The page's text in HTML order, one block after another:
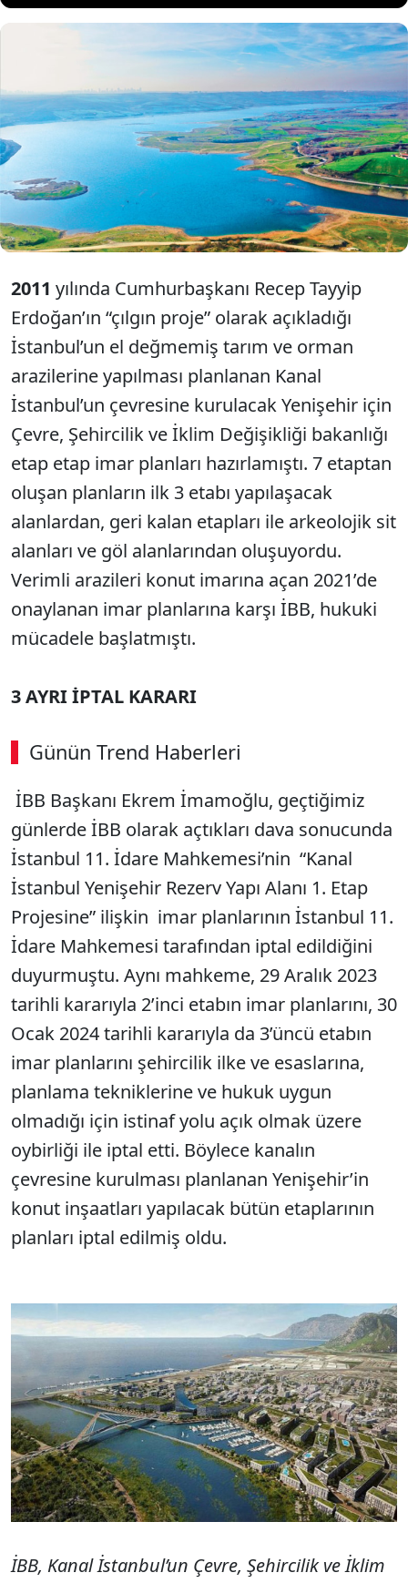
İstanbul’un yeşil alanlarına darbe vuracak,
şehirde göç yoğunluğu oluşturacak
projenin imar planlarına yargı ‘dur’ dedi.
İBB hukuk savaşını şimdilik kazandı.
2011 yılında Cumhurbaşkanı Recep Tayyip
Erdoğan’ın “çılgın proje” olarak açıkladığı
İstanbul’un el değmemiş tarım ve orman
arazilerine yapılması planlanan Kanal
İstanbul’un çevresine kurulacak Yenişehir için
Çevre, Şehircilik ve İklim Değişikliği bakanlığı
etap etap imar planları hazırlamıştı. 7 etaptan
oluşan planların ilk 3 etabı yapılaşacak
alanlardan, geri kalan etapları ile arkeolojik sit
alanları ve göl alanlarından oluşuyordu.
Verimli arazileri konut imarına açan 2021’de
onaylanan imar planlarına karşı İBB, hukuki
mücadele başlatmıştı.
3 AYRI İPTAL KARARI
Günün Trend Haberleri
SÖZCÜ SON DAKİKA
İBB Başkanı Ekrem İmamoğlu, geçtiğimiz
günlerde İBB olarak açtıkları dava sonucunda
İstanbul 11. İdare Mahkemesi’nin “Kanal
İstanbul Yenişehir Rezerv Yapı Alanı 1. Etap
Projesine” ilişkin imar planlarının İstanbul 11.
İdare Mahkemesi tarafından iptal edildiğini
duyurmuştu. Aynı mahkeme, 29 Aralık 2023
tarihli kararıyla 2’inci etabın imar planlarını, 30
Ocak 2024 tarihli kararıyla da 3’üncü etabın
imar planlarını şehircilik ilke ve esaslarına,
planlama tekniklerine ve hukuk uygun
olmadığı için istinaf yolu açık olmak üzere
oybirliği ile iptal etti. Böylece kanalın
çevresine kurulması planlanan Yenişehir’in
konut inşaatları yapılacak bütün etaplarının
planları iptal edilmiş oldu.
İBB, Kanal İstanbul’un Çevre, Şehircilik ve İklim